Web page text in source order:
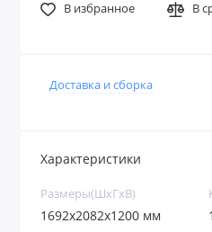
В избранное В
Доставка и сборка
Характеристики
Размеры(ШxГxВ)
1692х2082х1200 мм